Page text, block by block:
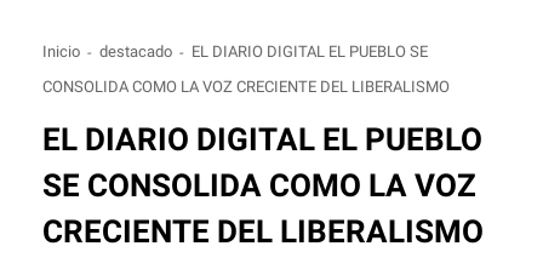
Inicio destacado
EL DIARIO DIGITAL EL PUEBLO SE
CONSOLIDA COMO LA VOZ CRECIENTE DEL LIBERALISMO
EL DIARIO DIGITAL EL PUEBLO
SE CONSOLIDA COMO LA VOZ
CRECIENTE DEL LIBERALISMO